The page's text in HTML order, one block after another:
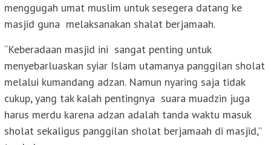
menggugah umat muslim untuk sesegera datang ke
masjid guna melaksanakan shalat berjamaah.
“Keberadaan masjid ini sangat penting untuk
menyebarluaskan syiar Islam utamanya panggilan sholat
melalui kumandang adzan. Namun nyaring saja tidak
cukup, yang tak kalah pentingnya suara muadzin juga
harus merdu karena adzan adalah tanda waktu masuk
sholat sekaligus panggilan sholat berjamaah di masjid,”